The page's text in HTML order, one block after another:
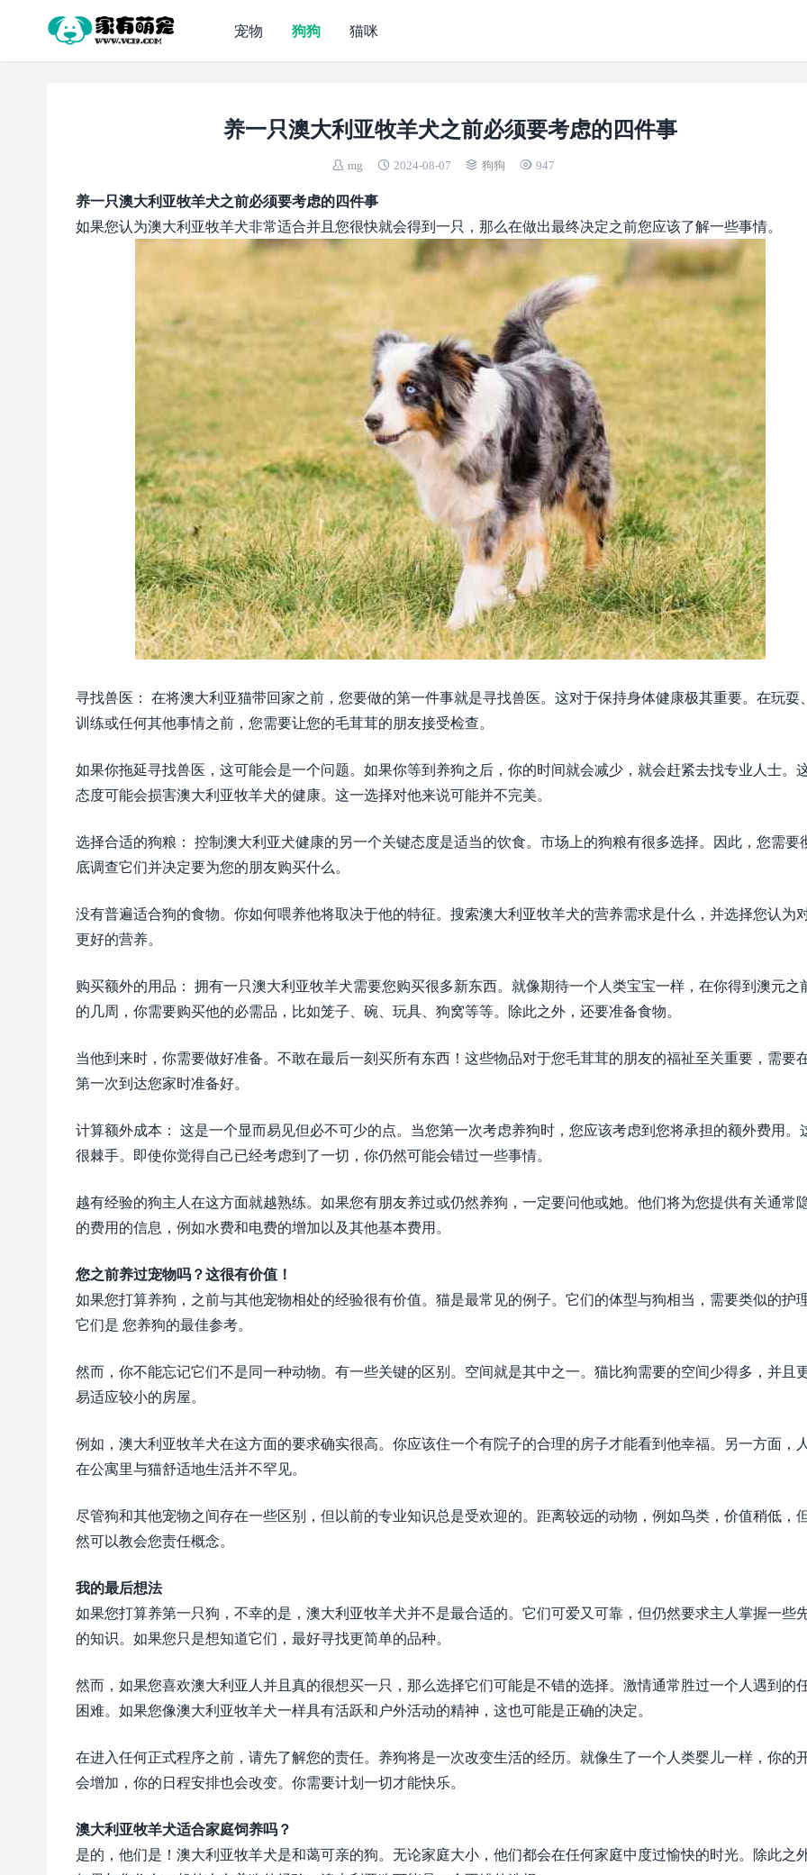
宠物 狗狗 猫咪
养一只澳大利亚牧羊犬之前必须要考虑的四件事
mg 2024-08-07 狗狗 947
养一只澳大利亚牧羊犬之前必须要考虑的四件事
如果您认为澳大利亚牧羊犬非常适合并且您很快就会得到一只，那么在做出最终决定之前您应该了解一些事情。
寻找兽医： 在将澳大利亚猫带回家之前，您要做的第一件事就是寻找兽医。这对于保持身体健康极其重要。在玩耍、
训练或任何其他事情之前，您需要让您的毛茸茸的朋友接受检查。
如果你拖延寻找兽医，这可能会是一个问题。如果你等到养狗之后，你的时间就会减少，就会赶紧去找专业人士。
态度可能会损害澳大利亚牧羊犬的健康。这一选择对他来说可能并不完美。
选择合适的狗粮： 控制澳大利亚犬健康的另一个关键态度是适当的饮食。市场上的狗粮有很多选择。因此，您需要
底调查它们并决定要为您的朋友购买什么。
没有普遍适合狗的食物。你如何喂养他将取决于他的特征。搜索澳大利亚牧羊犬的营养需求是什么，并选择您认为
更好的营养。
购买额外的用品： 拥有一只澳大利亚牧羊犬需要您购买很多新东西。就像期待一个人类宝宝一样，在你得到澳元之
的几周，你需要购买他的必需品，比如笼子、碗、玩具、狗窝等等。除此之外，还要准备食物。
当他到来时，你需要做好准备。不敢在最后一刻买所有东西！这些物品对于您毛茸茸的朋友的福祉至关重要，需要
第一次到达您家时准备好。
计算额外成本： 这是一个显而易见但必不可少的点。当您第一次考虑养狗时，您应该考虑到您将承担的额外费用。
很棘手。即使你觉得自己已经考虑到了一切，你仍然可能会错过一些事情。
越有经验的狗主人在这方面就越熟练。如果您有朋友养过或仍然养狗，一定要问他或她。他们将为您提供有关通常
的费用的信息，例如水费和电费的增加以及其他基本费用。
您之前养过宠物吗？这很有价值！
如果您打算养狗，之前与其他宠物相处的经验很有价值。猫是最常见的例子。它们的体型与狗相当，需要类似的护理
它们是 您养狗的最佳参考。
然而，你不能忘记它们不是同一种动物。有一些关键的区别。空间就是其中之一。猫比狗需要的空间少得多，并且
易适应较小的房屋。
例如，澳大利亚牧羊犬在这方面的要求确实很高。你应该住一个有院子的合理的房子才能看到他幸福。另一方面，
在公寓里与猫舒适地生活并不罕见。
尽管狗和其他宠物之间存在一些区别，但以前的专业知识总是受欢迎的。距离较远的动物，例如鸟类，价值稍低，
然可以教会您责任概念。
我的最后想法
如果您打算养第一只狗，不幸的是，澳大利亚牧羊犬并不是最合适的。它们可爱又可靠，但仍然要求主人掌握一些
的知识。如果您只是想知道它们，最好寻找更简单的品种。
然而，如果您喜欢澳大利亚人并且真的很想买一只，那么选择它们可能是不错的选择。激情通常胜过一个人遇到的
困难。如果您像澳大利亚牧羊犬一样具有活跃和户外活动的精神，这也可能是正确的决定。
在进入任何正式程序之前，请先了解您的责任。养狗将是一次改变生活的经历。就像生了一个人类婴儿一样，你的
会增加，你的日程安排也会改变。你需要计划一切才能快乐。
澳大利亚牧羊犬适合家庭饲养吗？
是的，他们是！澳大利亚牧羊犬是和蔼可亲的狗。无论家庭大小，他们都会在任何家庭中度过愉快的时光。除此之